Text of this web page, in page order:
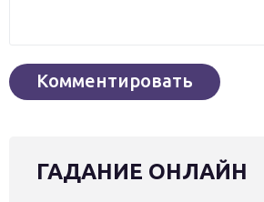
ГАДАНИЕ ОНЛАЙН